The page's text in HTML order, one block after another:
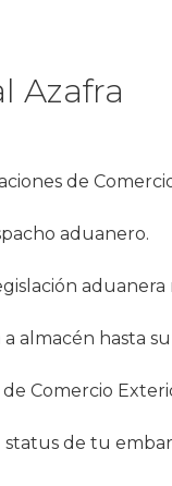
Azafra
de
aduanero.
almacén hasta
Comercio
de tu